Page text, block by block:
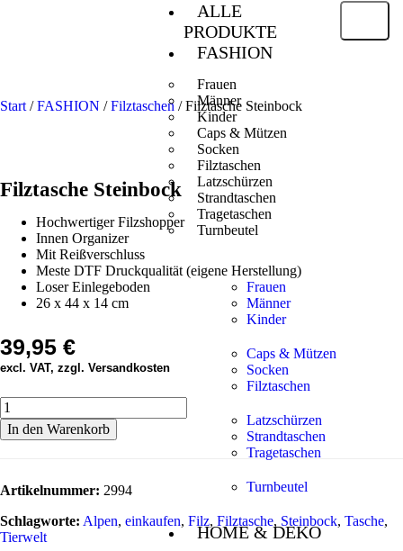
ALLE
PRODUKTE
FASHION
Frauen
Männer
Kinder
Caps & Mützen
Socken
Filztaschen
Latzschürzen
Strandtaschen
Tragetaschen
Turnbeutel
Frauen
Männer
Kinder
Caps & Mützen
Socken
Filztaschen
Latzschürzen
Strandtaschen
Tragetaschen
Turnbeutel
HOME & DEKO
Start /FASHION /Filztaschen / Filztasche Steinbock
Filztasche Steinbock
Hochwertiger Filzshopper
Innen Organizer
Mit Reißverschluss
Meste DTF Druckqualität (eigene Herstellung)
Loser Einlegeboden
26 x 44 x 14 cm
39,95 €
excl. VAT, zzgl. Versandkosten
In den Warenkorb
Artikelnummer: 2994
Schlagworte: Alpen, einkaufen, Filz, Filztasche, Steinbock, Tasche,
Tierwelt